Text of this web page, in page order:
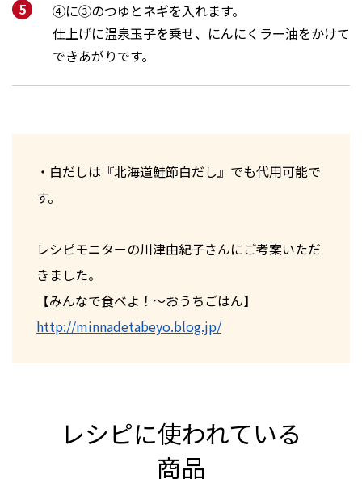
④に③のつゆとネギを入れます。
仕上げに温泉玉子を乗せ、にんにくラー油をかけて
できあがりです。
・白だしは『北海道鮭節白だし』でも代用可能で
す。
レシピモニターの川津由紀子さんにご考案いただ
きました。
【みんなで食べよ！～おうちごはん】
http://minnadetabeyo.blog.jp/
レシピに使われている
商品